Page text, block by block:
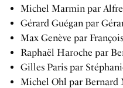
Michel Marmin par
Gérard Guégan par
Max Genève par
Raphaël Haroche par
Gilles Paris par
Michel Ohl par Bernard